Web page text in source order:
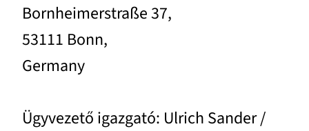
Bornheimerstraße 37,
53111 Bonn,
Germany
Ügyvezető igazgató: Ulrich Sander /